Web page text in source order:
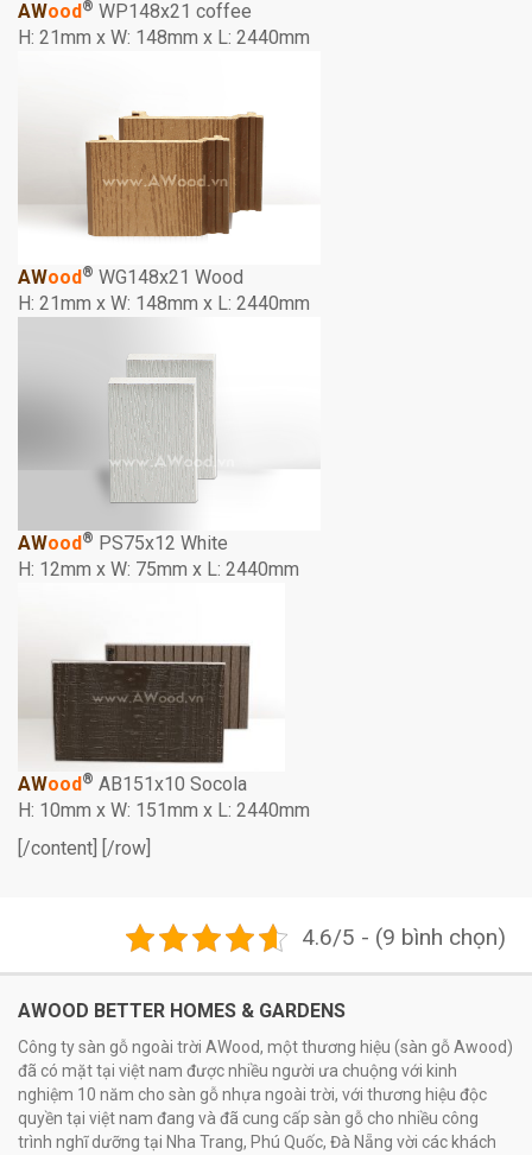
AWood® WP148x21 coffee
H: 21mm x W: 148mm x L: 2440mm
AWood® WG148x21 Wood
H: 21mm x W: 148mm x L: 2440mm
AWood ® PS75x12 White
H: 12mm x W: 75mm x L: 2440mm
AWood ® AB151x10 Socola
H: 10mm x W: 151mm x L: 2440mm
[/content] [/row]
4.6/5 - (9 bình chọn)
AWOOD BETTER HOMES & GARDENS
Công ty sàn gỗ ngoài trời AWood, một thương hiệu (sàn gỗ Awood)
đã có mặt tại việt nam được nhiều người ưa chuộng với kinh
nghiệm 10 năm cho sàn gỗ nhựa ngoài trời, với thương hiệu độc
quyền tại việt nam đang và đã cung cấp sàn gỗ cho nhiều công
trình nghĩ dưỡng tại Nha Trang, Phú Quốc, Đà Nẵng vời các khách